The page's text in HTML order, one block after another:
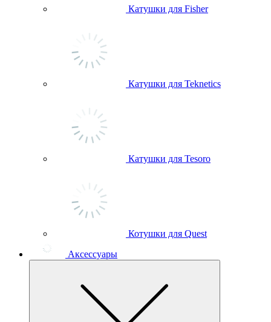
Катушки для Fisher
Катушки для Teknetics
Катушки для Tesoro
Котушки для Quest
Аксессуары